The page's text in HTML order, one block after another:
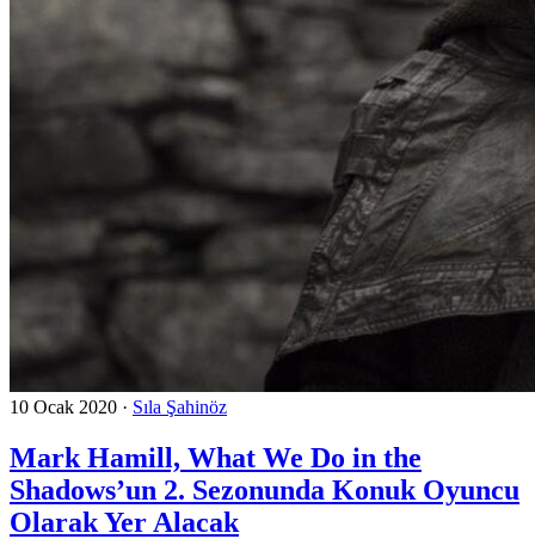
10 Ocak 2020 · Sıla Şahinöz
Mark Hamill, What We Do in the
Shadows’un 2. Sezonunda Konuk Oyuncu
Olarak Yer Alacak